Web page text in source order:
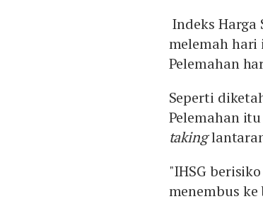
Indeks Harga
melemah hari
Pelemahan
Seperti
Pelemahan
taking
"IHSG
menembus ke